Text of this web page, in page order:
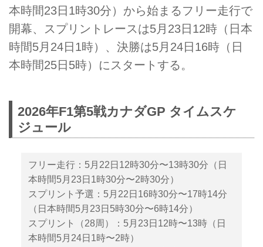
本時間23日1時30分）から始まるフリー走行で
開幕、スプリントレースは5月23日12時（日本
時間5月24日1時）、決勝は5月24日16時（日
本時間25日5時）にスタートする。
2026年F1第5戦カナダGP タイムスケ
ジュール
フリー走行：5月22日12時30分〜13時30分（日
本時間5月23日1時30分〜2時30分）
スプリント予選：5月22日16時30分〜17時14分
（日本時間5月23日5時30分〜6時14分）
スプリント（28周）：5月23日12時〜13時（日
本時間5月24日1時〜2時）